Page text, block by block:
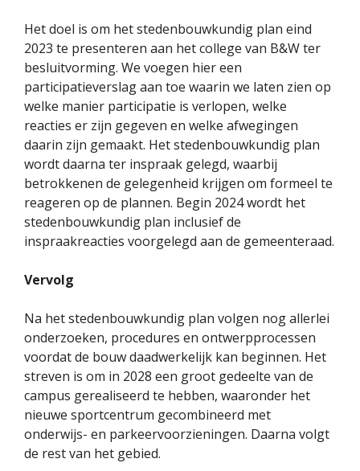
Het doel is om het stedenbouwkundig plan eind
2023 te presenteren aan het college van B&W ter
besluitvorming. We voegen hier een
participatieverslag aan toe waarin we laten zien op
welke manier participatie is verlopen, welke
reacties er zijn gegeven en welke afwegingen
daarin zijn gemaakt. Het stedenbouwkundig plan
wordt daarna ter inspraak gelegd, waarbij
betrokkenen de gelegenheid krijgen om formeel te
reageren op de plannen. Begin 2024 wordt het
stedenbouwkundig plan inclusief de
inspraakreacties voorgelegd aan de gemeenteraad.
Vervolg
Na het stedenbouwkundig plan volgen nog allerlei
onderzoeken, procedures en ontwerpprocessen
voordat de bouw daadwerkelijk kan beginnen. Het
streven is om in 2028 een groot gedeelte van de
campus gerealiseerd te hebben, waaronder het
nieuwe sportcentrum gecombineerd met
onderwijs- en parkeervoorzieningen. Daarna volgt
de rest van het gebied.